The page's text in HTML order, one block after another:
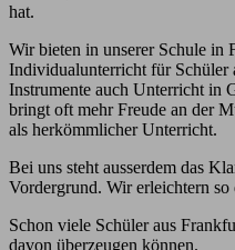
hat.
Wir bieten in unserer Schule in
Individualunterricht für Schüler
Instrumente auch Unterricht in
bringt oft mehr Freude an der
als herkömmlicher Unterricht.
Bei uns steht ausserdem das
Vordergrund. Wir erleichtern
Schon viele Schüler aus
davon überzeugen können.